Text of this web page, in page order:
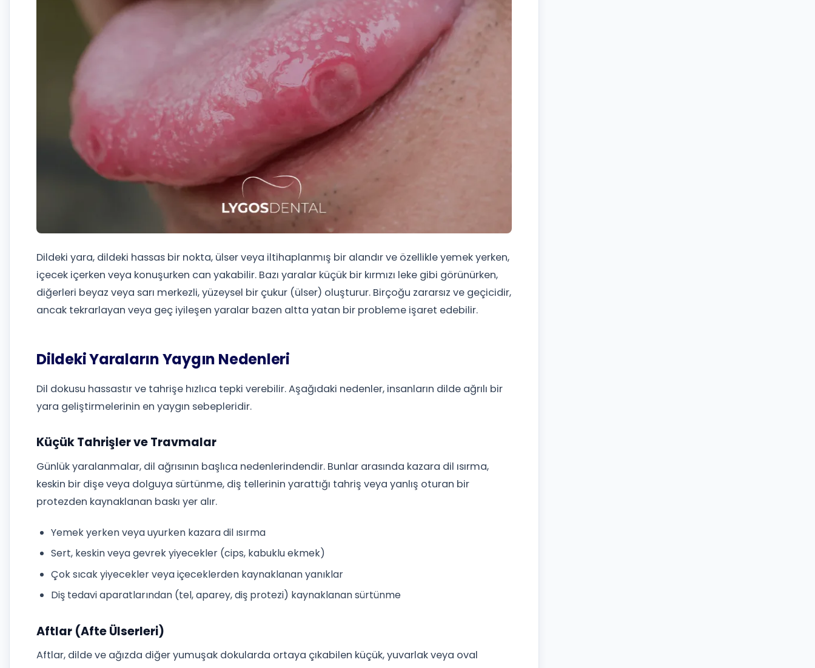
Dildeki yara, dildeki hassas bir nokta, ülser veya iltihaplanmış bir alandır ve özellikle yemek yerken,
içecek içerken veya konuşurken can yakabilir. Bazı yaralar küçük bir kırmızı leke gibi görünürken,
diğerleri beyaz veya sarı merkezli, yüzeysel bir çukur (ülser) oluşturur. Birçoğu zararsız ve geçicidir,
ancak tekrarlayan veya geç iyileşen yaralar bazen altta yatan bir probleme işaret edebilir.
Dildeki Yaraların Yaygın Nedenleri
Dil dokusu hassastır ve tahrişe hızlıca tepki verebilir. Aşağıdaki nedenler, insanların dilde ağrılı bir
yara geliştirmelerinin en yaygın sebepleridir.
Küçük Tahrişler ve Travmalar
Günlük yaralanmalar, dil ağrısının başlıca nedenlerindendir. Bunlar arasında kazara dil ısırma,
keskin bir dişe veya dolguya sürtünme, diş tellerinin yarattığı tahriş veya yanlış oturan bir
protezden kaynaklanan baskı yer alır.
Yemek yerken veya uyurken kazara dil ısırma
Sert, keskin veya gevrek yiyecekler (cips, kabuklu ekmek)
Çok sıcak yiyecekler veya içeceklerden kaynaklanan yanıklar
Diş tedavi aparatlarından (tel, aparey, diş protezi) kaynaklanan sürtünme
Aftlar (Afte Ülserleri)
Aftlar, dilde ve ağızda diğer yumuşak dokularda ortaya çıkabilen küçük, yuvarlak veya oval